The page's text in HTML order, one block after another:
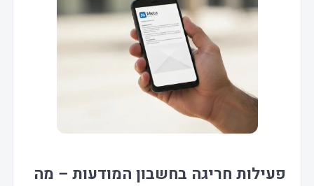
פעילות חריגה בחשבון המודעות – מה